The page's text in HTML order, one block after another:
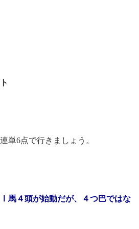
単6点で行きましょう。
Ⅰ馬４頭が始動だが、４つ巴ではな